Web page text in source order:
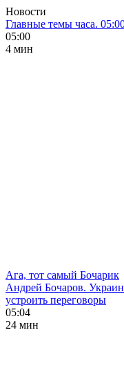
Новости
Главные темы часа.
05:00
4 мин
Ага, тот самый Бочарик
Андрей Бочаров.
устроить переговоры
05:04
24 мин